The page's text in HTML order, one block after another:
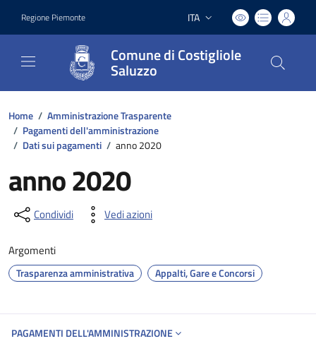
Regione Piemonte Lingua attiva:
ITA
Comune di Costigliole
Saluzzo
Home / Amministrazione Trasparente
/ Pagamenti dell'amministrazione
/ Dati sui pagamenti / anno 2020
anno 2020
Condividi Vedi azioni
Argomenti
Trasparenza amministrativa Appalti, Gare e Concorsi
PAGAMENTI DELL'AMMINISTRAZIONE